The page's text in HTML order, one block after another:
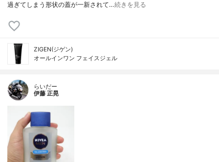
過ぎてしまう形状の蓋が一新されて…続きを見る
ZIGEN(ジゲン)
オールインワン フェイスジェル
らいだー
伊藤 正晃